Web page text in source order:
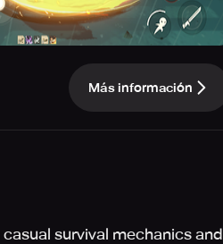
Más información
survival mechanics and